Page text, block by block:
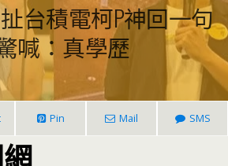
台積電柯P神回一句
喊：真學歷
Pin Mail SMS